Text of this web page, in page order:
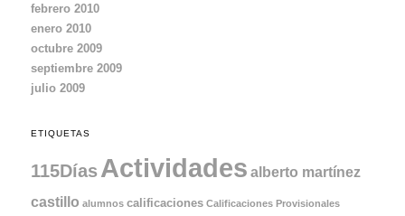
febrero 2010
enero 2010
octubre 2009
septiembre 2009
julio 2009
ETIQUETAS
115DíasActividades alberto martínez
castillo alumnos calificaciones Calificaciones Provisionales